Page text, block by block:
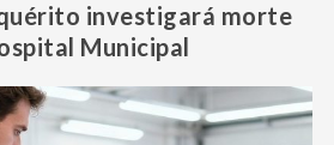
investigará morte
Municipal